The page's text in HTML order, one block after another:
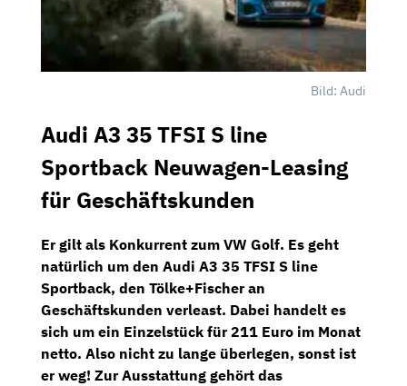
Bild: Audi
Audi A3 35 TFSI S line
Sportback Neuwagen-Leasing
für Geschäftskunden
Er gilt als Konkurrent zum VW Golf. Es geht
natürlich um den Audi A3 35 TFSI S line
Sportback, den Tölke+Fischeran
Geschäftskunden verleast. Dabei handelt es
sich um ein Einzelstück für211 Euro im Monat
netto. Also nicht zu lange überlegen, sonst ist
er weg! Zur Ausstattung gehört das